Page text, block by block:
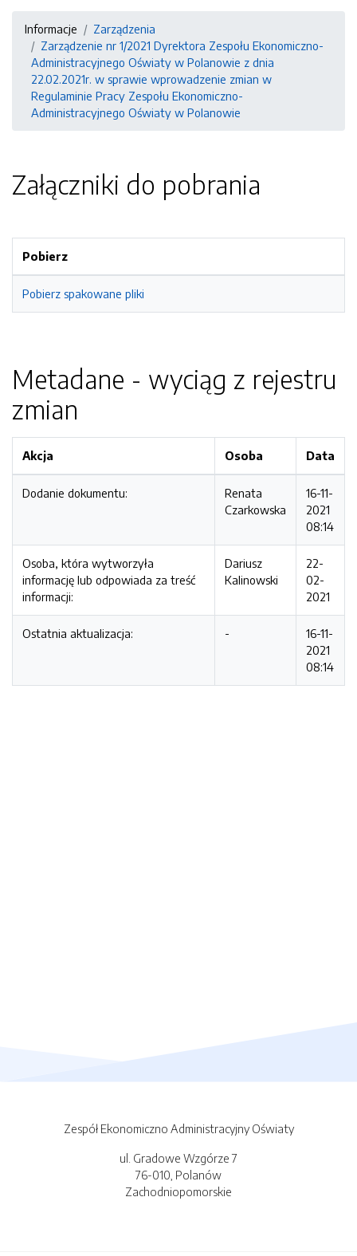
Informacje
Zarządzenia
Zarządzenie nr 1/2021 Dyrektora Zespołu Ekonomiczno-
Administracyjnego Oświaty w Polanowie z dnia
22.02.2021r. w sprawie wprowadzenie zmian w
Regulaminie Pracy Zespołu Ekonomiczno-
Administracyjnego Oświaty w Polanowie
Załączniki do pobrania
Pobierz
Pobierz spakowane pliki
Metadane - wyciąg z rejestru
zmian
Akcja Osoba Data
Dodanie dokumentu:
Renata
Czarkowska
16-11-
2021
08:14
Osoba, która wytworzyła
informację lub odpowiada za treść
informacji:
Dariusz
Kalinowski
22-
02-
2021
Ostatnia aktualizacja: -
16-11-
2021
08:14
Zespół Ekonomiczno Administracyjny Oświaty
ul. Gradowe Wzgórze 7
76-010, Polanów
Zachodniopomorskie